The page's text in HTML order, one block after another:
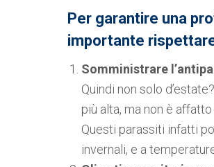
Per garantire una
importante
Somministrare
Quindi non solo
più alta, ma non è
Questi parassiti infatti
invernali, e a